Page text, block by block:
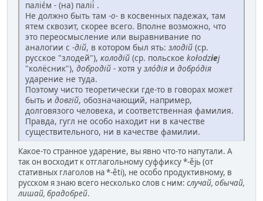
паліє́м - (на) палії́ .
Не должно быть там -о- в косвенных падежах, там
ятем сквозит, скорее всего. Вполне возможно, что
это переосмысление или выравнивание по
аналогии с -дій, в котором был ять: злодій (ср.
русское "злодей"), колодій (ср. польское kołodziej
"колёсник"), добродій - хотя у зло́дія и добро́дія
ударение не туда.
Поэтому чисто теоретически где-то в говорах может
быть и довгій, обозначающий, например,
долговязого человека, и соответственная фамилия.
Правда, гугл не особо находит ни в качестве
существительного, ни в качестве фамилии.
Какое-то странное ударение, вы явно что-то напутали. А
так он восходит к отглагольному суффиксу *-ějь (от
стативных глаголов на *-ěti), не особо продуктивному, в
русском я знаю всего несколько слов с ним: случай, обычай,
лишай, брадобрей.